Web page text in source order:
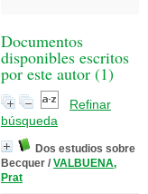
Documentos
disponibles escritos
por este autor (1)
Refinar
búsqueda
Dos estudios sobre
Becquer / VALBUENA,
Prat